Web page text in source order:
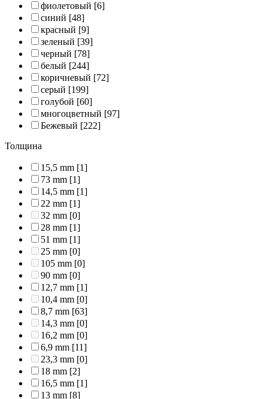
фиолетовый [6]
синий [48]
красный [9]
зеленый [39]
черный [78]
белый [244]
коричневый [72]
серый [199]
голубой [60]
многоцветный [97]
Бежевый [222]
Толщина
15,5 mm [1]
73 mm [1]
14,5 mm [1]
22 mm [1]
32 mm [0]
28 mm [1]
51 mm [1]
25 mm [0]
105 mm [0]
90 mm [0]
12,7 mm [1]
10,4 mm [0]
8,7 mm [63]
14,3 mm [0]
16,2 mm [0]
6,9 mm [11]
23,3 mm [0]
18 mm [2]
16,5 mm [1]
13 mm [8]